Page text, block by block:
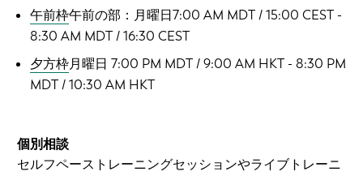
午前枠午前の部：月曜日7:00 AM MDT / 15:00 CEST -
8:30 AM MDT / 16:30 CEST
夕方枠月曜日 7:00 PM MDT / 9:00 AM HKT - 8:30 PM
MDT / 10:30 AM HKT
個別相談
セルフペーストレーニングセッションやライブトレーニ